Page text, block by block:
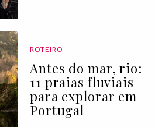
ROTEIRO
Antes do mar, rio:
11 praias fluviais
para explorar em
Portugal